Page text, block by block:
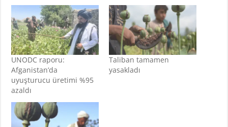
UNODC raporu:
Afganistan’da
uyuşturucu üretimi %95
azaldı
Taliban tamamen
yasakladı